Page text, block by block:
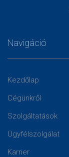
Navigáció
Kezdőlap
Cégünkről
Szolgáltatások
Ügyfélszolgálat
Karrier